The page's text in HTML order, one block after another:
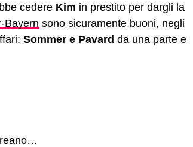
cedere Kim in prestito per dargli la
Bayern sono sicuramente buoni, negli
Sommer e Pavard da una parte e